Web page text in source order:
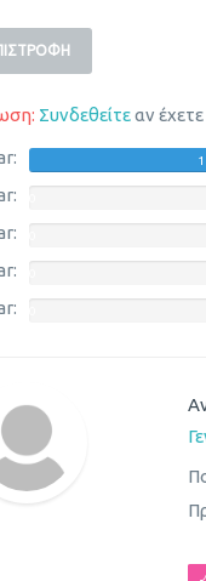
Συνδεθείτεαν
1